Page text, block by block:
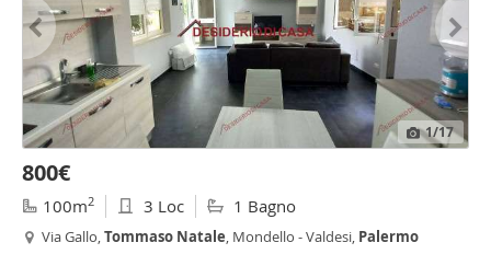
1/17
800€
100m2 3 Loc 1 Bagno
Via Gallo,Tommaso Natale, Mondello - Valdesi, Palermo